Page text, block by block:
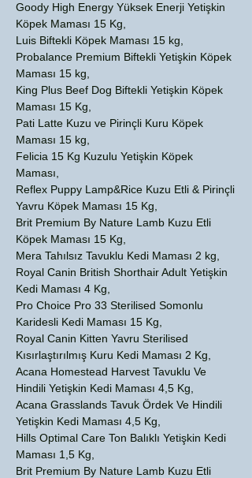
Goody High Energy Yüksek Enerji Yetişkin
Köpek Maması 15 Kg,
Luis Biftekli Köpek Maması 15 kg,
Probalance Premium Biftekli Yetişkin Köpek
Maması 15 kg,
King Plus Beef Dog Biftekli Yetişkin Köpek
Maması 15 Kg,
Pati Latte Kuzu ve Pirinçli Kuru Köpek
Maması 15 kg,
Felicia 15 Kg Kuzulu Yetişkin Köpek
Maması,
Reflex Puppy Lamp&Rice Kuzu Etli & Pirinçli
Yavru Köpek Maması 15 Kg,
Brit Premium By Nature Lamb Kuzu Etli
Köpek Maması 15 Kg,
Mera Tahılsız Tavuklu Kedi Maması 2 kg,
Royal Canin British Shorthair Adult Yetişkin
Kedi Maması 4 Kg,
Pro Choice Pro 33 Sterilised Somonlu
Karidesli Kedi Maması 15 Kg,
Royal Canin Kitten Yavru Sterilised
Kısırlaştırılmış Kuru Kedi Maması 2 Kg,
Acana Homestead Harvest Tavuklu Ve
Hindili Yetişkin Kedi Maması 4,5 Kg,
Acana Grasslands Tavuk Ördek Ve Hindili
Yetişkin Kedi Maması 4,5 Kg,
Hills Optimal Care Ton Balıklı Yetişkin Kedi
Maması 1,5 Kg,
Brit Premium By Nature Lamb Kuzu Etli